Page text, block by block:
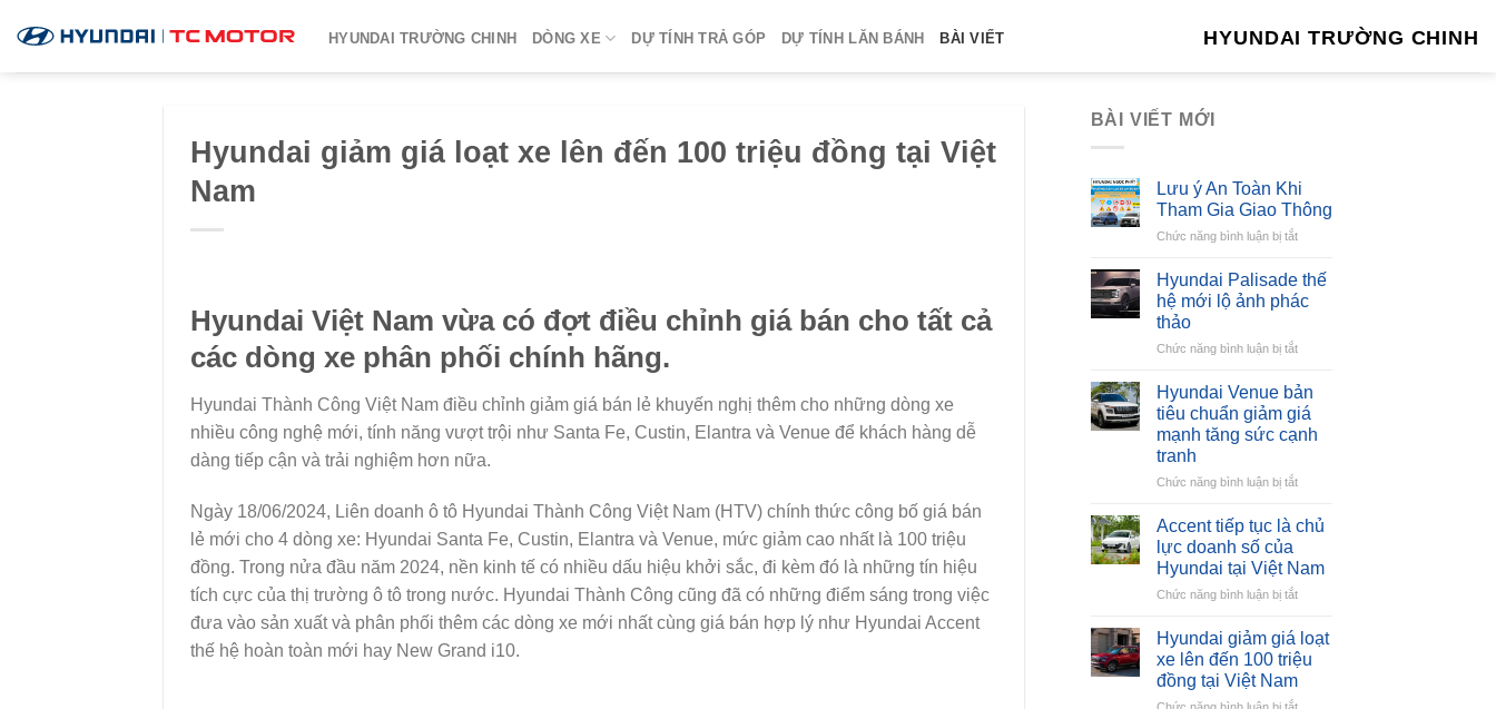
đến
nội
HYUNDAI TRƯỜNG CHINH DÒNG XE DỰ TÍNH TRẢ GÓP DỰ TÍNH LĂN BÁNH BÀI VIẾT HYUNDAI TRƯỜNG CHINH
Hyundai giảm giá loạt xe lên đến 100 triệu đồng tại Việt
Nam
Hyundai Việt Nam vừa có đợt điều chỉnh giá bán cho tất cả
các dòng xe phân phối chính hãng.
Hyundai Thành Công Việt Nam điều chỉnh giảm giá bán lẻ khuyến nghị thêm cho những dòng xe
nhiều công nghệ mới, tính năng vượt trội như Santa Fe, Custin, Elantra và Venue để khách hàng dễ
dàng tiếp cận và trải nghiệm hơn nữa.
Ngày 18/06/2024, Liên doanh ô tô Hyundai Thành Công Việt Nam (HTV) chính thức công bố giá bán
lẻ mới cho 4 dòng xe: Hyundai Santa Fe, Custin, Elantra và Venue, mức giảm cao nhất là 100 triệu
đồng. Trong nửa đầu năm 2024, nền kinh tế có nhiều dấu hiệu khởi sắc, đi kèm đó là những tín hiệu
tích cực của thị trường ô tô trong nước. Hyundai Thành Công cũng đã có những điểm sáng trong việc
đưa vào sản xuất và phân phối thêm các dòng xe mới nhất cùng giá bán hợp lý như Hyundai Accent
thế hệ hoàn toàn mới hay New Grand i10.
BÀI VIẾT MỚI
Lưu ý An Toàn Khi
Tham Gia Giao Thông
Chức năng bình luận bị tắtở
An
Toàn
Tham
Giao
Thông
Hyundai Palisade thế
hệ mới lộ ảnh phác
thảo
Chức năng bình luận bị tắtở
Palisade
thế
hệ
mới
ảnh
thảo
Hyundai Venue bản
tiêu chuẩn giảm giá
mạnh tăng sức cạnh
tranh
Chức năng bình luận bị tắtở
Venue
chuẩn
giảm
mạnh
tăng
sức
cạnh
Accent tiếp tục là chủ
lực doanh số của
Hyundai tại Việt Nam
Chức năng bình luận bị tắtở
tiếp
tục
là
chủ
lực
Hyundai giảm giá loạt
xe lên đến 100 triệu
đồng tại Việt Nam
Chức năng bình luận bị tắtở